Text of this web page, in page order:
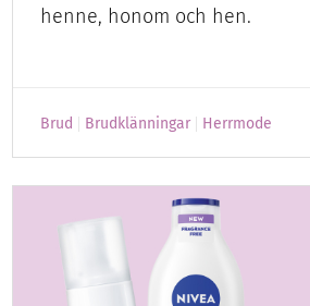
henne, honom och hen.
Brud Brudklänningar Herrmode